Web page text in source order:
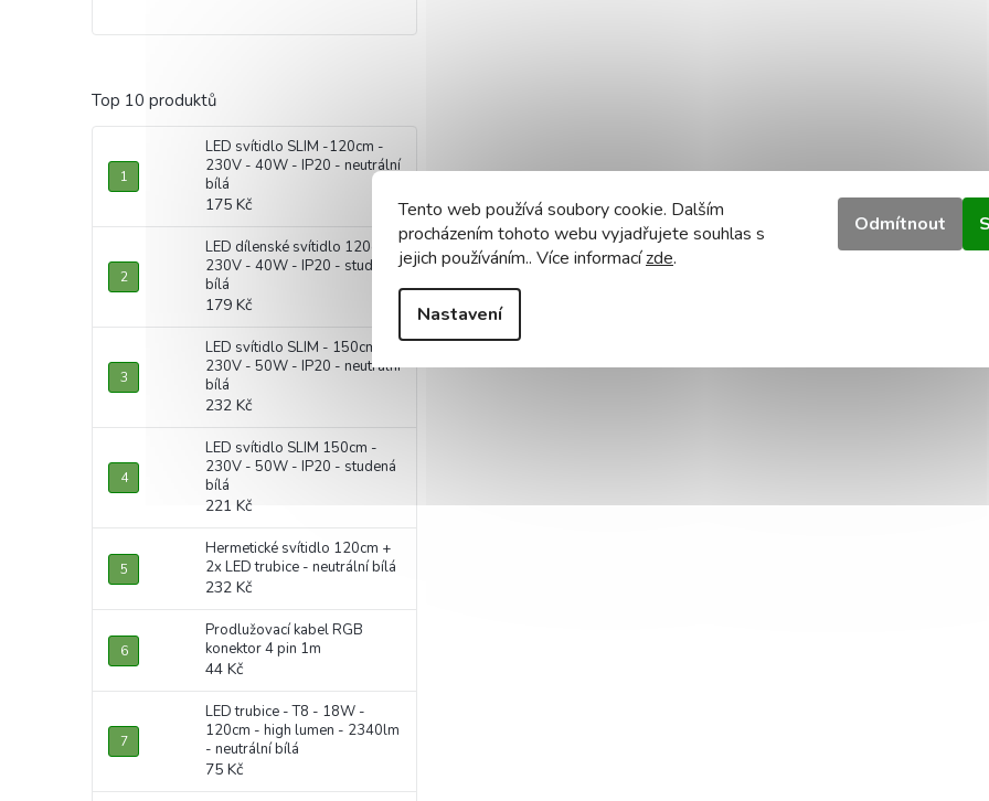
Tento web používá soubory cookie. Dalším
procházením tohoto webu vyjadřujete souhlas s
jejich používáním.. Více informacízde.
Nastavení
Odmítnout
Top 10 produktů
LED svítidlo SLIM -120cm -
230V - 40W - IP20 - neutrální
bílá
175 Kč
LED dílenské svítidlo 120cm -
230V - 40W - IP20 - studená
bílá
179 Kč
LED svítidlo SLIM - 150cm -
230V - 50W - IP20 - neutrální
bílá
232 Kč
LED svítidlo SLIM 150cm -
230V - 50W - IP20 - studená
bílá
221 Kč
Hermetické svítidlo 120cm +
2x LED trubice - neutrální bílá
232 Kč
Prodlužovací kabel RGB
konektor 4 pin 1m
44 Kč
LED trubice - T8 - 18W -
120cm - high lumen - 2340lm
- neutrální bílá
75 Kč